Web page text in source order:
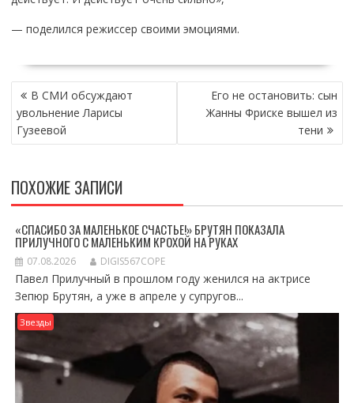
— поделился режиссер своими эмоциями.
НАВИГАЦИЯ
ПО
ЗАПИСЯМ
В СМИ обсуждают
увольнение Ларисы
Гузеевой
Его не остановить: сын
Жанны Фриске вышел из
тени
ПОХОЖИЕ ЗАПИСИ
«СПАСИБО ЗА МАЛЕНЬКОЕ СЧАСТЬЕ!» БРУТЯН ПОКАЗАЛА
ПРИЛУЧНОГО С МАЛЕНЬКИМ КРОХОЙ НА РУКАХ
07.08.2026 DIGIS567COPE
Павел Прилучный в прошлом году женился на актрисе
Зепюр Брутян, а уже в апреле у супругов...
Звезды